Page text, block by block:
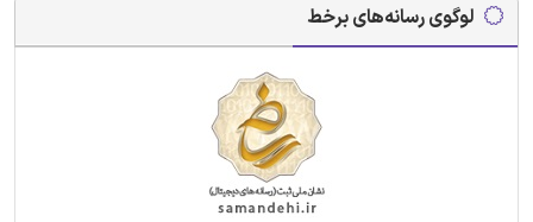
لوگوی رسانه‌های برخط